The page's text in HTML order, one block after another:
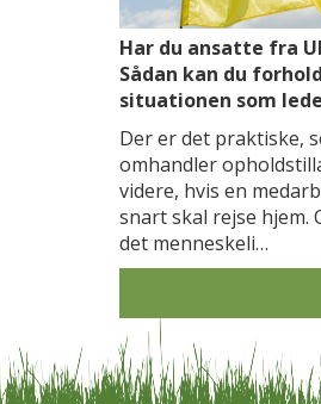
Har du ansatte fra
Sådan kan du
situationen som
Der er det praktiske,
omhandler
videre, hvis en
snart skal rejse hjem.
det menneskeli…